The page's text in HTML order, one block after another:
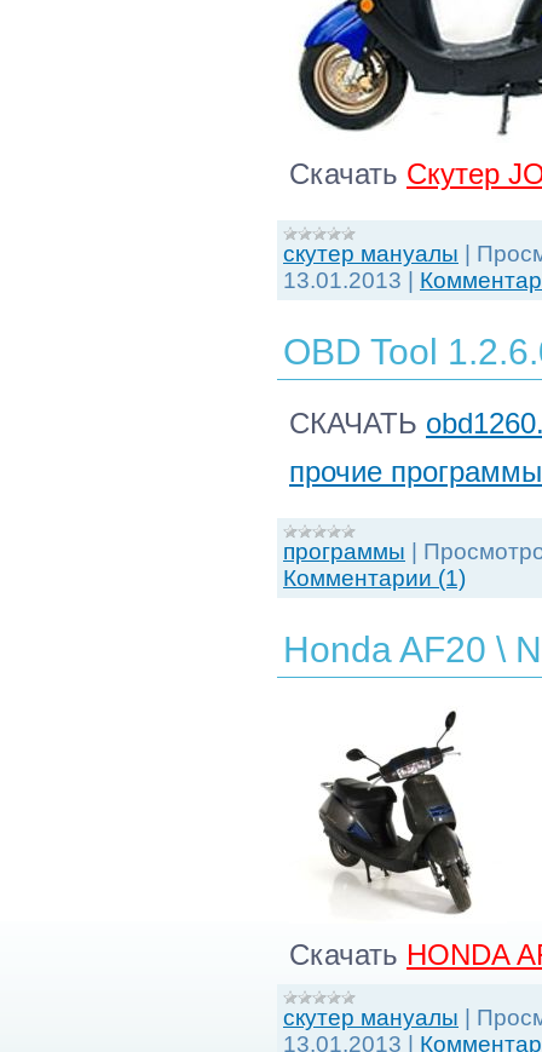
Скачать Скутер
скутер мануалы |
13.01.2013 |
OBD Tool
СКАЧАТЬ
прочие программы
программы |
Комментарии (1)
Honda AF20 \
Скачать HONDA
скутер мануалы
13.01.2013